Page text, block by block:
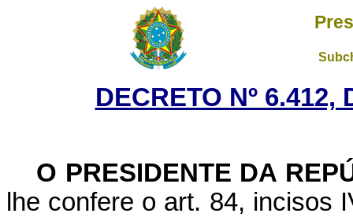
DECRETO Nº 6.412,
O PRESIDENTE DA
lhe confere o art. 84, incisos